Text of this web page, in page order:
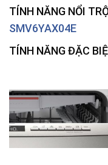
TÍNH NĂNG NỔI
SMV6YAX04E
TÍNH NĂNG ĐẶC